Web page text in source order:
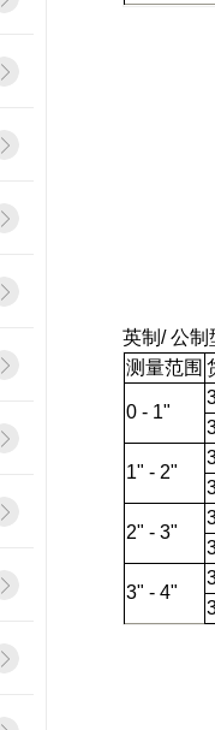
英制/
测量范围
0 - 1"
1" - 2"
2" - 3"
3" - 4"